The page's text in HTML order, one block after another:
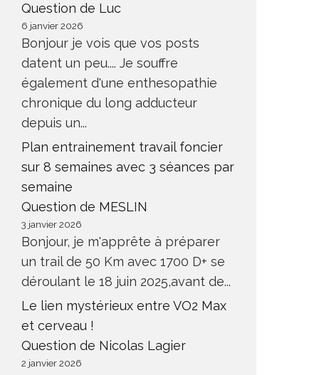
Question de Luc
6 janvier 2026
Bonjour je vois que vos posts
datent un peu.... Je souffre
également d'une enthesopathie
chronique du long adducteur
depuis un...
Plan entrainement travail foncier
sur 8 semaines avec 3 séances par
semaine
Question de MESLIN
3 janvier 2026
Bonjour, je m'apprête à préparer
un trail de 50 Km avec 1700 D+ se
déroulant le 18 juin 2025,avant de...
Le lien mystérieux entre VO2 Max
et cerveau !
Question de Nicolas Lagier
2 janvier 2026